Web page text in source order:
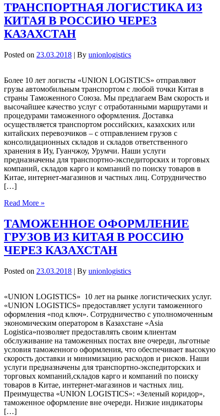
ТРАНСПОРТНАЯ ЛОГИСТИКА ИЗ
КИТАЯ В РОССИЮ ЧЕРЕЗ
КАЗАХСТАН
Posted on 23.03.2018 | By unionlogistics
Более 10 лет логисты «UNION LOGISTICS» отправляют
грузы автомобильным транспортом с любой точки Китая в
страны Таможенного Союза. Мы предлагаем Вам скорость и
высочайшее качество услуг с отработанными маршрутами и
процедурами таможенного оформления. Доставка
осуществляется транспортом российских, казахских или
китайских перевозчиков – с отправлением грузов с
консолидационных складов и складов ответственного
хранения в Иу, Гуанчжоу, Урумчи. Наши услуги
предназначены для транспортно-экспедиторских и торговых
компаний, складов карго и компаний по поиску товаров в
Китае, интернет-магазинов и частных лиц. Сотрудничество
[…]
Read More »
ТАМОЖЕННОЕ ОФОРМЛЕНИЕ
ГРУЗОВ ИЗ КИТАЯ В РОССИЮ
ЧЕРЕЗ КАЗАХСТАН
Posted on 23.03.2018 | By unionlogistics
«UNION LOGISTICS» 10 лет на рынке логистических услуг.
«UNION LOGISTICS» предоставляет услуги таможенного
оформления «под ключ». Сотрудничество с уполномоченным
экономическим оператором в Казахстане «Asia
Logistica»позволяет предоставлять своим клиентам
обслуживание на таможенных постах вне очереди, льготные
условия таможенного оформления, что обеспечивает высокую
скорость доставки и минимизацию расходов и рисков. Наши
услуги предназначены для транспортно-экспедиторских и
торговых компаний,складов карго и компаний по поиску
товаров в Китае, интернет-магазинов и частных лиц.
Преимущества «UNION LOGISTICS»: «Зеленый коридор»,
таможенное оформление вне очереди. Низкие индикаторы
[…]